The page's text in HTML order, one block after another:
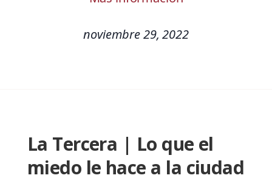
noviembre 29, 2022
La Tercera | Lo que el
miedo le hace a la ciudad